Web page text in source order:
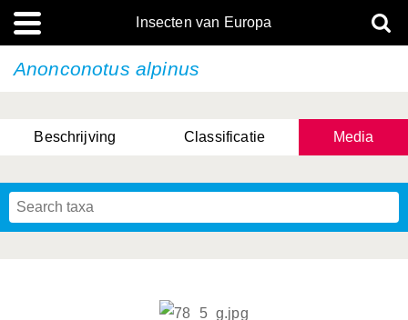
Insecten van Europa
Anonconotus alpinus
Beschrijving Classificatie Media